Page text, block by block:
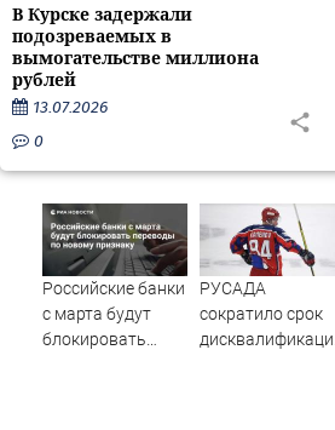
В Курске задержали
подозреваемых в
вымогательстве миллиона
рублей
13.07.2026
0
Российские банки
с марта будут
блокировать
РУСАДА
сократило срок
дисквалификации